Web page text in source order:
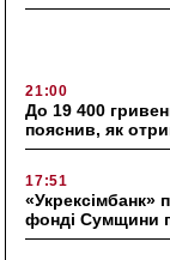
21:00
До 19 400
пояснив, як
17:51
«Укрексімбанк»
фонді Сумщини